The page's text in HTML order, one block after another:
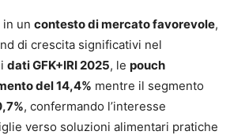
in un contesto di mercato favorevole,
di crescita significativi nel
dati GFK+IRI 2025, le pouch
del 14,4% mentre il segmento
, confermando l’interesse
verso soluzioni alimentari pratiche